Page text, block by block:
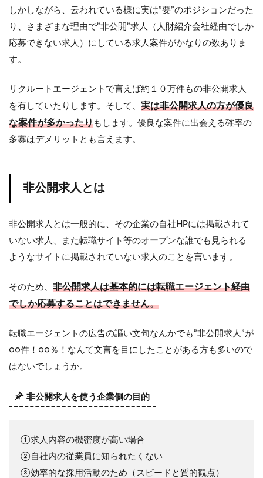
型か
型か
ﾝｸﾞｱ
ｻﾞ
ｰ）・
ｬﾘｱｱ
3.2
型・
両面
型エ
ージ
ェン
は
4
す
め
の
エ
ー
ン
ト
4.1
しかしながら、云われている様に実は”要”のポジションだった
り、さまざまな理由で”非公開”求人（人財紹介会社経由でしか
応募できない求人）にしている求人案件がかなりの数ありま
す。
リクルートエージェントで言えば約１０万件もの非公開求人
を有していたりします。そして、 実は非公開求人の方が優良
な案件が多かったりもします。優良な案件に出会える確率の
多寡はデメリットとも言えます。
非公開求人とは
非公開求人とは一般的に、その企業の自社HPには掲載されて
いない求人、また転職サイト等のオープンな誰でも見られる
ようなサイトに掲載されていない求人のことを言います。
そのため、 非公開求人は基本的には転職エージェント経由
でしか応募することはできません。
転職エージェントの広告の謳い文句なんかでも”非公開求人”が
○○件！○○％！なんて文言を目にしたことがある方も多いので
はないでしょうか。
非公開求人を使う企業側の目的
①求人内容の機密度が高い場合
②自社内の従業員に知られたくない
③効率的な採用活動のため（スピードと質的観点）